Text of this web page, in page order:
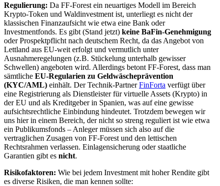
Regulierung: Da FF-Forest ein neuartiges Modell im Bereich
Krypto-Token und Waldinvestment ist, unterliegt es nicht der
klassischen Finanzaufsicht wie etwa eine Bank oder
Investmentfonds. Es gibt (Stand jetzt) keine BaFin-Genehmigung
oder Prospektpflicht nach deutschem Recht, da das Angebot von
Lettland aus EU-weit erfolgt und vermutlich unter
Ausnahmeregelungen (z.B. Stückelung unterhalb gewisser
Schwellen) angeboten wird. Allerdings betont FF-Forest, dass man
sämtliche EU-Regularien zu Geldwäscheprävention
(KYC/AML) einhält. Der Technik-PartnerFinForta verfügt über
eine Registrierung als Dienstleister für virtuelle Assets (Krypto) in
der EU und als Kreditgeber in Spanien, was auf eine gewisse
aufsichtsrechtliche Einbindung hindeutet. Trotzdem bewegen wir
uns hier in einem Bereich, der nicht so streng reguliert ist wie etwa
ein Publikumsfonds – Anleger müssen sich also auf die
vertraglichen Zusagen von FF-Forest und den lettischen
Rechtsrahmen verlassen. Einlagensicherung oder staatliche
Garantien gibt es nicht.
Risikofaktoren: Wie bei jedem Investment mit hoher Rendite gibt
es diverse Risiken, die man kennen sollte: